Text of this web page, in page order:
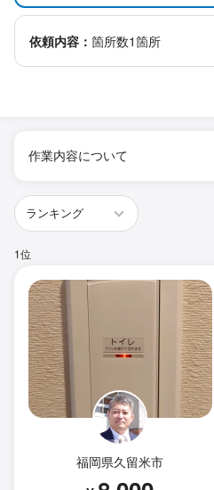
依頼内容： 箇所数1箇所
作業内容について
1位
福岡県久留米市